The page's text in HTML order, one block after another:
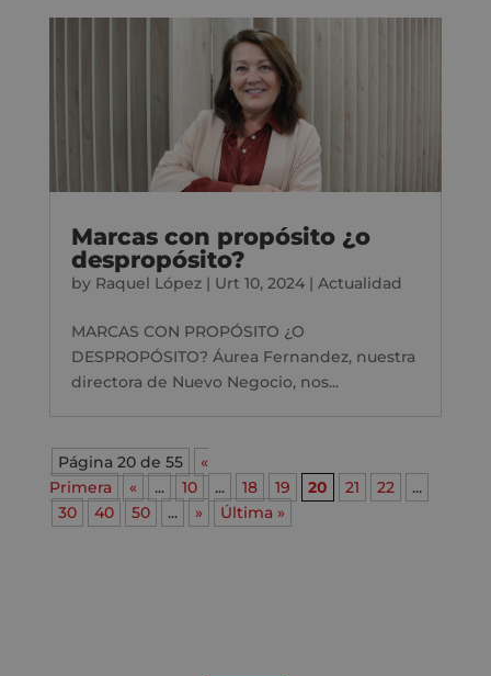
Marcas con propósito ¿o
despropósito?
by Raquel López| Urt 10, 2024| Actualidad
MARCAS CON PROPÓSITO ¿O
DESPROPÓSITO? Áurea Fernandez, nuestra
directora de Nuevo Negocio, nos...
Página 20 de 55
«
Primera
« ... 10 ... 18 19 20 21 22
...
30
40 50 ... » Última »